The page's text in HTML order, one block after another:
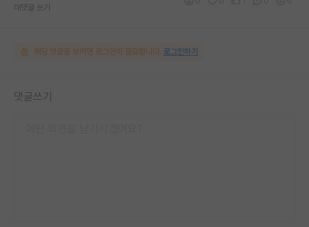
대댓글 쓰기
해당 댓글을 보려면 로그인이 필요합니다. 로그인하기
댓글쓰기